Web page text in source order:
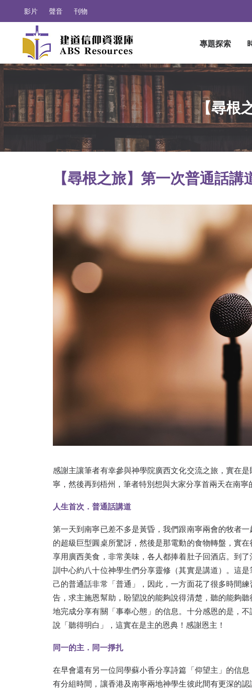
影片 聲音 刊物
專題探索
【尋根
【尋根之旅】第一次普通話講
感謝主讓筆者有幸參與神學院廣西文化交流之旅，實在
寧，然後再到梧州，筆者特別想與大家分享首兩天在南寧
人生首次． 普通話講道
第一天到南寧已差不多是黃昏，我們跟南寧兩會的牧者
的超級巨型圓桌所驚訝，然後是那電動的食物轉盤，實
享用廣西美食，非常美味，各人都捧着肚子回酒店。到
訓中心約八十位神學生們分享靈修（其實是講道）。這
己的普通話非常「普通」，因此，一方面花了很多時間
告，求主施恩幫助，盼望說的能夠說得清楚，聽的能夠
地完成分享有關「事奉心態」的信息。十分感恩的是，
說「聽得明白」，這實在是主的恩典！感謝恩主！
同一的主． 同一掙扎
在早會還有另一位同學蘇小香分享詩篇「仰望主」的信
有分組時間，讓香港及南寧兩地神學生彼此間有更深的